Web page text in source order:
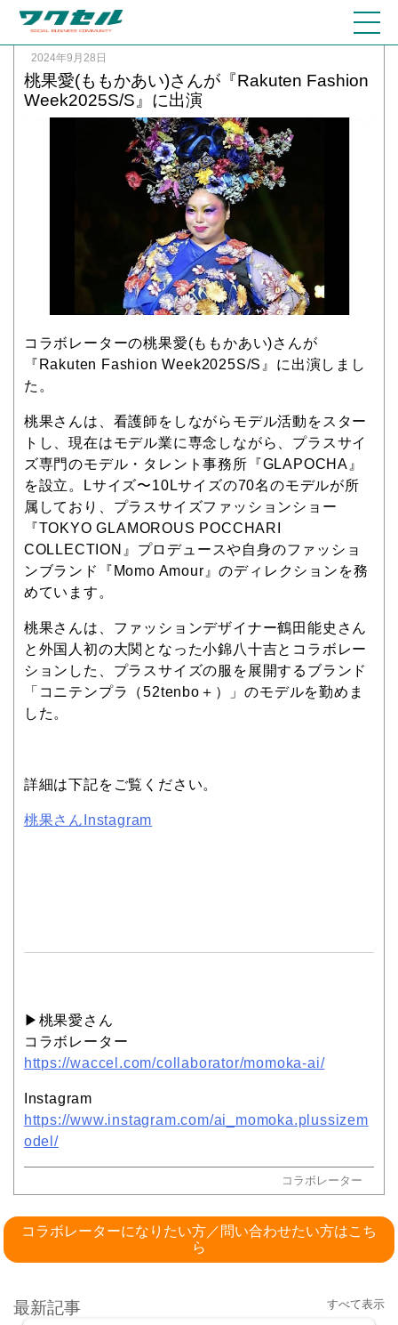
2024年9月28日
桃果愛(ももかあい)さんが『Rakuten Fashion
Week2025S/S』に出演
コラボレーターの桃果愛(ももかあい)さんが
『Rakuten Fashion Week2025S/S』に出演しまし
た。
桃果さんは、看護師をしながらモデル活動をスター
トし、現在はモデル業に専念しながら、プラスサイ
ズ専門のモデル・タレント事務所『GLAPOCHA』
を設立。Lサイズ〜10Lサイズの70名のモデルが所
属しており、プラスサイズファッションショー
『TOKYO GLAMOROUS POCCHARI
COLLECTION』プロデュースや自身のファッショ
ンブランド『Momo Amour』のディレクションを務
めています。
桃果さんは、ファッションデザイナー鶴田能史さん
と外国人初の大関となった小錦八十吉とコラボレー
ションした、プラスサイズの服を展開するブランド
「コニテンプラ（52tenbo＋）」のモデルを勤めま
した。
詳細は下記をご覧ください。
桃果さんInstagram
▶︎桃果愛さん
コラボレーター
https://waccel.com/collaborator/momoka-ai/
Instagram
https://www.instagram.com/ai_momoka.plussizem
odel/
コラボレーター
コラボレーターになりたい方／問い合わせたい方はこち
ら
最新記事 すべて表示